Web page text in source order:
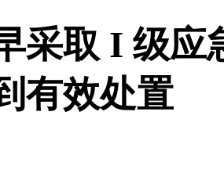
采取 I 级应
有效处置